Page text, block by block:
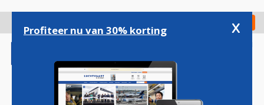
gaan
Check in
Profiteer nu van 30% korting x